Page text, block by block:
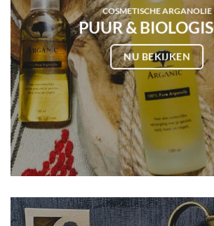
COSMETISCHE ARGANOLIE
PUUR &
NU BEKIJKEN